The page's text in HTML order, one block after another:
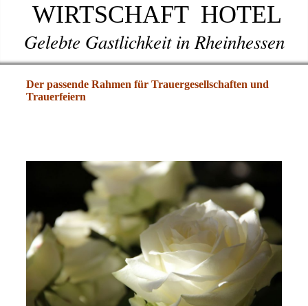
WIRTSCHAFT HOTEL
Gelebte Gastlichkeit in Rheinhessen
Der passende Rahmen für Trauergesellschaften und
Trauerfeiern